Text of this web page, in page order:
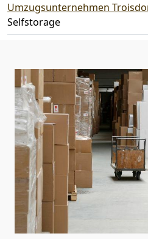
Umzugsunternehmen
Selfstorage